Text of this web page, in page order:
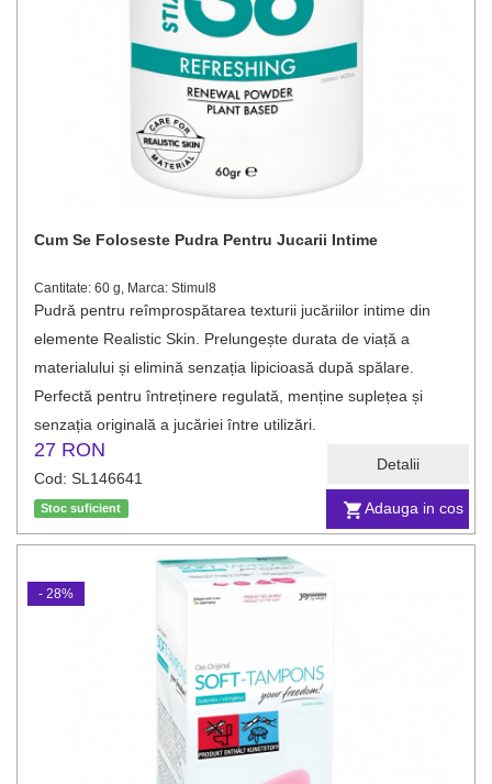
Adauga in cos
Detalii
Cum Se Foloseste Pudra Pentru Jucarii Intime
Cantitate: 60 g, Marca: Stimul8
Pudră pentru reîmprospătarea texturii jucăriilor intime din
elemente Realistic Skin. Prelungește durata de viață a
materialului și elimină senzația lipicioasă după spălare.
Perfectă pentru întreținere regulată, menține suplețea și
senzația originală a jucăriei între utilizări.
27 RON
Cod: SL146641
Stoc suficient
- 28%